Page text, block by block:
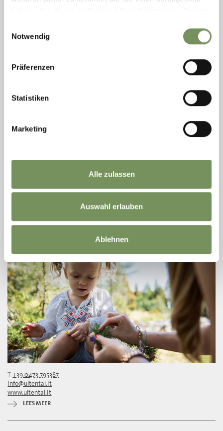
Notwendig
Präferenzen
Statistiken
Marketing
Alle zulassen
Auswahl erlauben
Ablehnen
www.ultental.it
T+39 0473 795387
info@ultental.it
www.ultental.it
LEES MEER